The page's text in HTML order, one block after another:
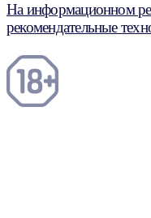
На информационном
рекомендательные